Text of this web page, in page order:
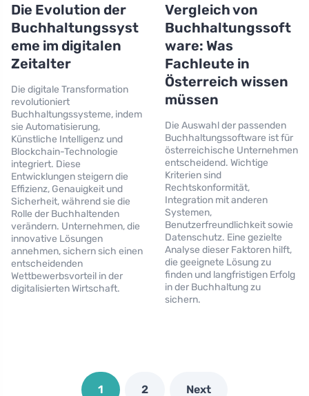
Die Evolution der
Buchhaltungssyst
eme im digitalen
Zeitalter
Die digitale Transformation
revolutioniert
Buchhaltungssysteme, indem
sie Automatisierung,
Künstliche Intelligenz und
Blockchain-Technologie
integriert. Diese
Entwicklungen steigern die
Effizienz, Genauigkeit und
Sicherheit, während sie die
Rolle der Buchhaltenden
verändern. Unternehmen, die
innovative Lösungen
annehmen, sichern sich einen
entscheidenden
Wettbewerbsvorteil in der
digitalisierten Wirtschaft.
Vergleich von
Buchhaltungssoft
ware: Was
Fachleute in
Österreich wissen
müssen
Die Auswahl der passenden
Buchhaltungssoftware ist für
österreichische Unternehmen
entscheidend. Wichtige
Kriterien sind
Rechtskonformität,
Integration mit anderen
Systemen,
Benutzerfreundlichkeit sowie
Datenschutz. Eine gezielte
Analyse dieser Faktoren hilft,
die geeignete Lösung zu
finden und langfristigen Erfolg
in der Buchhaltung zu
sichern.
1 2 Next